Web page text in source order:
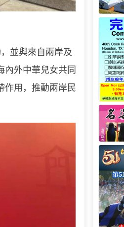
並與來自兩岸及
內外中華兒女共同
作用，推動兩岸民